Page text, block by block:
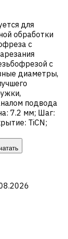
для
обработки
с
с
диаметры,
подвода
7.2 мм; Шаг:
TiCN;